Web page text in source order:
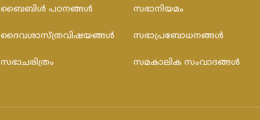
ബൈബിള്‍ പഠനങ്ങള്‍
ദൈവശാസ്ത്രവിഷയങ്ങള്‍
സഭാചരിത്രം
സഭാനിയമം
സഭാപ്രബോധനങ്ങള്‍
സമകാലിക സംവാദങ്ങൾ